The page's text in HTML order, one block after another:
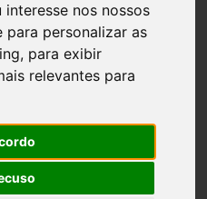
interesse nos nossos
personalizar as
, para exibir
relevantes para